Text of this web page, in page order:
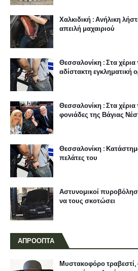
Χαλκιδική : Ανήλικη
απειλή μαχαιριού
Θεσσαλονίκη : Στα
αδίστακτη εγκληματική
Θεσσαλονίκη : Στα χέρια
φονιάδες της Βάγιας
Θεσσαλονίκη :
πελάτες του
Αστυνομικοί
να τους σκοτώσει
ΑΠΡΟΟΠΤΑ
Μυστακοφόρο τραβεστί,